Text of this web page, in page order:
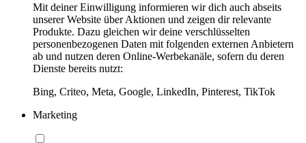
Mit deiner Einwilligung informieren wir dich auch abseits
unserer Website über Aktionen und zeigen dir relevante
Produkte. Dazu gleichen wir deine verschlüsselten
personenbezogenen Daten mit folgenden externen Anbietern
ab und nutzen deren Online-Werbekanäle, sofern du deren
Dienste bereits nutzt:
Bing, Criteo, Meta, Google, LinkedIn, Pinterest, TikTok
Marketing